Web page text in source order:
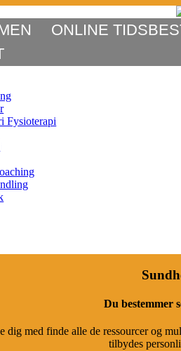
Højfyn, Højfyns, Laser,
Jakob
Vederlagsfri, Parkinson,
Golfalbue, Tape, Forstuvning, Fod,
ONLINE
Fysioterapi
Du bestemmer
dig med finde alle de ressourcer og
tilbydes